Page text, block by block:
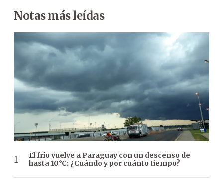
Notas más leídas
El frío vuelve a Paraguay con un descenso de
hasta 10°C: ¿Cuándo y por cuánto tiempo?